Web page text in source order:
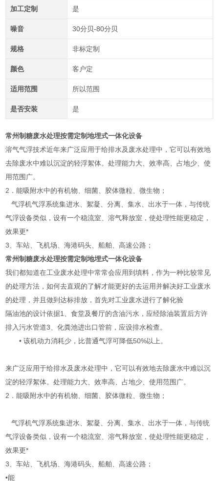
加工定制 是
噪音 30分贝-80分贝
规格 非标定制
颜色 客户定
适用范围 所以范围
是否安装 是
常州制糖废水处理按需定制地埋式一体化设备
溶气气浮技术近年来广泛应用于给排水及废水处理中，它可以有效地
去除废水中难以沉淀的轻浮絮体。处理能力大、效率高、占地少、使
用范围广。
2．能吸附水中的有机物、细菌、胶体微粒、微生物；
气浮机气浮系统集进水、絮凝、分离、集水、出水于一体，与传统
气浮设备类似，设有一个稳流室、溶气释放室，使处理性能更稳定，
效果更*
3、车站、飞机场、海港码头、船舶、高速公路；
常州制糖废水处理按需定制地埋式一体化设备
我们都知道在工业废水处理中常常会应用到填料，作为一种比较常见
的处理方法，如何去直观的了解才能更好的去运用并解决好工业废水
的处理，并且做到达标排放，首先对工业废水进行了解化验
隔油池的设计依据1、食堂及餐厅的含油污水，应经除油装置后方许
排入污水管道3、化粪池进出口管前，应设排水检查。
• 该机动力消耗少，比普通气浮可降低50%以上。
来广泛应用于给排水及废水处理中，它可以有效地去除废水中难以沉
淀的轻浮絮体。处理能力大、效率高、占地少、使用范围广。
2．能吸附水中的有机物、细菌、胶体微粒、微生物；
气浮机气浮系统集进水、絮凝、分离、集水、出水于一体，与传统
气浮设备类似，设有一个稳流室、溶气释放室，使处理性能更稳定，
效果更*
3、车站、飞机场、海港码头、船舶、高速公路；
•能